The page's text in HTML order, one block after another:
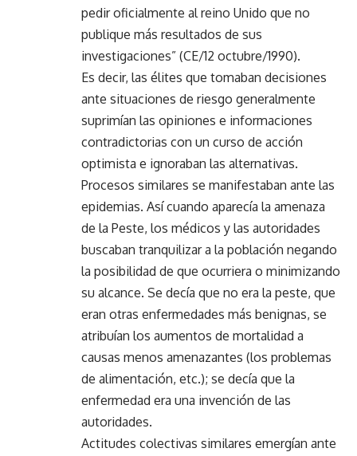
pedir oficialmente al reino Unido que no
publique más resultados de sus
investigaciones” (CE/12 octubre/1990).
Es decir, las élites que tomaban decisiones
ante situaciones de riesgo generalmente
suprimían las opiniones e informaciones
contradictorias con un curso de acción
optimista e ignoraban las alternativas.
Procesos similares se manifestaban ante las
epidemias. Así cuando aparecía la amenaza
de la Peste, los médicos y las autoridades
buscaban tranquilizar a la población negando
la posibilidad de que ocurriera o minimizando
su alcance. Se decía que no era la peste, que
eran otras enfermedades más benignas, se
atribuían los aumentos de mortalidad a
causas menos amenazantes (los problemas
de alimentación, etc.); se decía que la
enfermedad era una invención de las
autoridades.
Actitudes colectivas similares emergían ante